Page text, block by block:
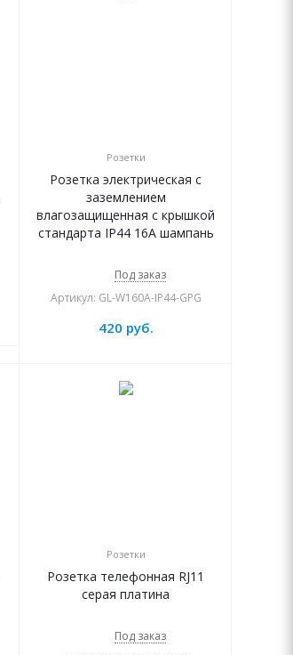
Розетки
Розетка электрическая с
заземлением
влагозащищенная с крышкой
стандарта IP44 16А шампань
Под заказ
Артикул: GL-W160A-IP44-GPG
420 руб.
Розетки
Розетка телефонная RJ11
серая платина
Под заказ